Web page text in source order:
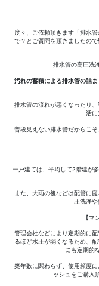
度々、ご依頼頂きます「排水
で？とご質問を頂きましたの
排水管の高圧洗
汚れの蓄積による排水管の詰ま
排水管の流れが悪くなったり
活に
普段見えない排水管だからこ
一戸建ては、平均して2階建が
また、大雨の後などは配管に
圧洗浄
【マ
管理会社などにより定期的に
るほど水圧が弱くなるため、
にも定期的
築年数に関わらず、使用頻度
ッシュをご購入